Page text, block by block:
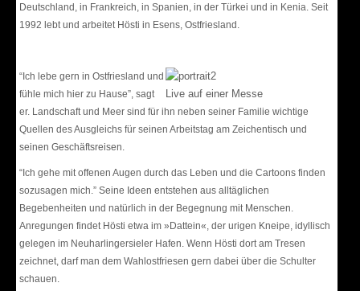
Deutschland, in Frankreich, in Spanien, in der Türkei und in Kenia. Seit
1992 lebt und arbeitet Hösti in Esens, Ostfriesland.
Live auf einer Messe
“Ich lebe gern in Ostfriesland und
fühle mich hier zu Hause”, sagt
er. Landschaft und Meer sind für ihn neben seiner Familie wichtige
Quellen des Ausgleichs für seinen Arbeitstag am Zeichentisch und
seinen Geschäftsreisen.
“Ich gehe mit offenen Augen durch das Leben und die Cartoons finden
sozusagen mich.” Seine Ideen entstehen aus alltäglichen
Begebenheiten und natürlich in der Begegnung mit Menschen.
Anregungen findet Hösti etwa im »Dattein«, der urigen Kneipe, idyllisch
gelegen im Neuharlingersieler Hafen. Wenn Hösti dort am Tresen
zeichnet, darf man dem Wahlostfriesen gern dabei über die Schulter
schauen.